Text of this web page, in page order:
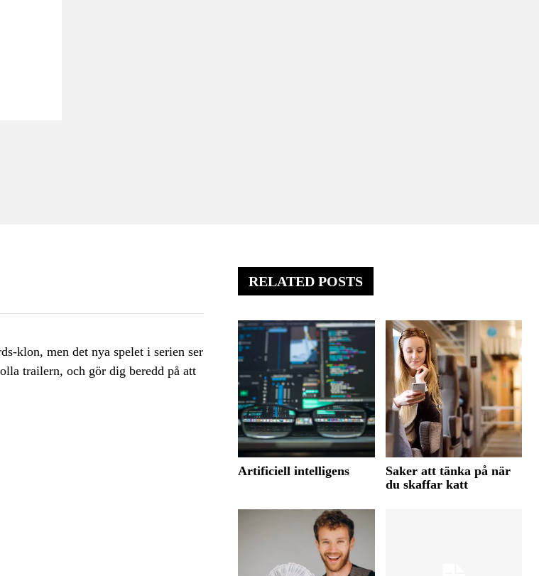
klon, men det nya spelet i serien ser
trailern, och gör dig beredd på att
RELATED POSTS
Artificiell intelligens
Saker att tänka på när
du skaffar katt